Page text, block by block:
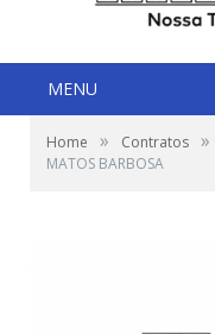
MENU
Home » Contratos »
MATOS BARBOSA